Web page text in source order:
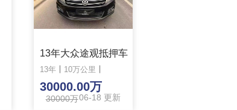
13年大众途观抵押车
13年丨 10万公里
30000.00万
30000万06-18 更新